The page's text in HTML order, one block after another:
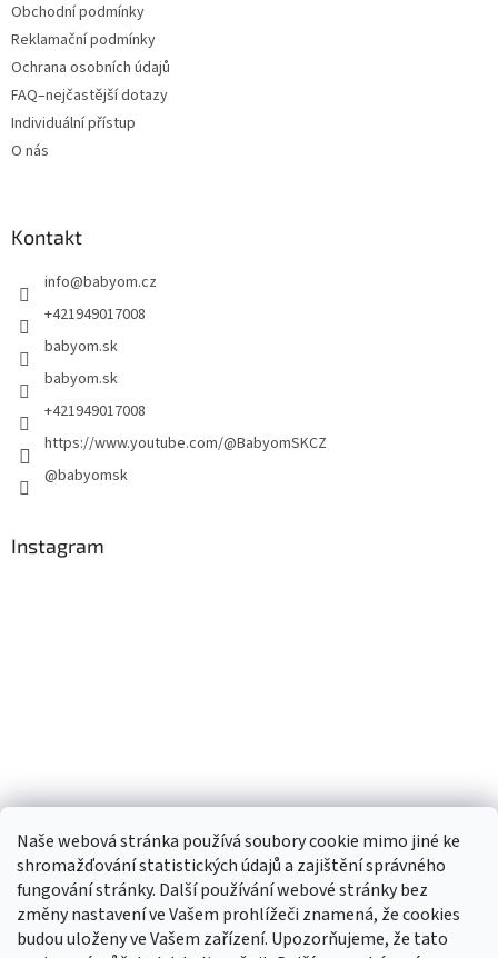
Naše webová stránka používá soubory cookie mimo jiné ke
shromažďování statistických údajů a zajištění správného
fungování stránky. Další používání webové stránky bez
změny nastavení ve Vašem prohlížeči znamená, že cookies
budou uloženy ve Vašem zařízení. Upozorňujeme, že tato
Obchodní podmínky
Reklamační podmínky
Ochrana osobních údajů
FAQ–nejčastější dotazy
Individuální přístup
O nás
Kontakt
info@babyom.cz
+421949017008
babyom.sk
babyom.sk
+421949017008
https://www.youtube.com/@BabyomSKCZ
@babyomsk
Instagram
TIk Tok Instagram Facebook